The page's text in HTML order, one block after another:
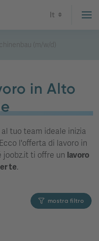
It
(m/w/d)
in Alto
tuo team ideale inizia
l'offerta di lavoro in
joobz.it ti offre un lavoro
te.
mostra filtro